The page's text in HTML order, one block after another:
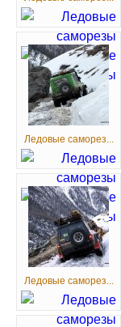
Ледовые саморез...
Ледовые саморез...